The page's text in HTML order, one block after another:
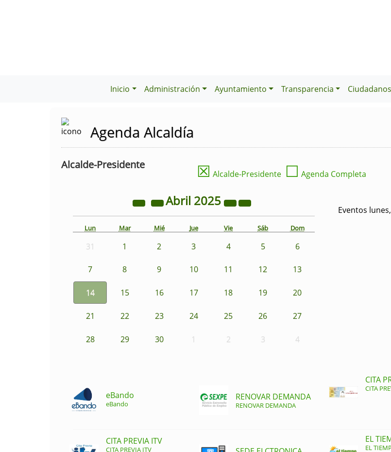
Inicio Administración Ayuntamiento Transparencia Ciudadanos
Agenda Alcaldía
Alcalde-Presidente ☒ Alcalde-Presidente ☐ Agenda Completa
Abril 2025
Lun Mar Mié Jue Vie Sáb Dom
31 1 2 3 4 5 6
7 8 9 10 11 12 13
14 15 16 17 18 19 20
21 22 23 24 25 26 27
28 29 30 1 2 3 4
Eventos
eBando
eBando
RENOVAR DEMANDA
RENOVAR DEMANDA
CITA
CITA
CITA PREVIA ITV
CITA PREVIA ITV
EL
EL